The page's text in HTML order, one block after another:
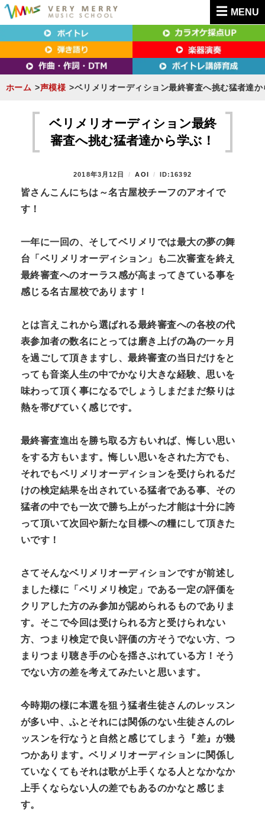
MENU
東京（新宿・八王子）・横浜・名古屋・京都で
「本気」になれるボイトレ教室｜VERY MERRY
MUSIC SCHOOL（ベリーメリー）
東京（新宿・八王子）・横浜・名古屋・京都で「本気」になれるボイトレ教室｜
VERY MERRY MUSIC SCHOOL（ベリーメリー）
ホーム 声模様 ベリメリオーディション最終審査へ挑む猛者達
ベリメリオーディション最終
審査へ挑む猛者達から学ぶ！
P
S
O
N
2018年3月12日
B
AOI ID:16392
皆さんこんにちは～名古屋校チーフのアオイで
す！
一年に一回の、そしてベリメリでは最大の夢の舞
台「ベリメリオーディション」も二次審査を終え
最終審査へのオーラス感が高まってきている事を
感じる名古屋校であります！
とは言えこれから選ばれる最終審査への各校の代
表参加者の数名にとっては磨き上げの為の一ヶ月
を過ごして頂きますし、最終審査の当日だけをと
っても音楽人生の中でかなり大きな経験、思いを
味わって頂く事になるでしょうしまだまだ祭りは
熱を帯びていく感じです。
最終審査進出を勝ち取る方もいれば、悔しい思い
をする方もいます。悔しい思いをされた方でも、
それでもベリメリオーディションを受けられるだ
けの検定結果を出されている猛者である事、その
猛者の中でも一次で勝ち上がった才能は十分に誇
って頂いて次回や新たな目標への糧にして頂きた
いです！
さてそんなベリメリオーディションですが前述し
ました様に「ベリメリ検定」である一定の評価を
クリアした方のみ参加が認められるものでありま
す。そこで今回は受けられる方と受けられない
方、つまり検定で良い評価の方そうでない方、つ
まりつまり聴き手の心を揺さぶれている方！そう
でない方の差を考えてみたいと思います。
今時期の様に本選を狙う猛者生徒さんのレッスン
が多い中、ふとそれには関係のない生徒さんのレ
ッスンを行なうと自然と感じてしまう『差』が幾
つかあります。ベリメリオーディションに関係し
ていなくてもそれは歌が上手くなる人となかなか
上手くならない人の差でもあるのかなと感じま
す。